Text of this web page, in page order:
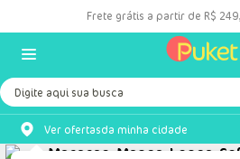
Frete grátis a partir de R$
Digite aqui sua busca
Ver ofertasda minha cidade